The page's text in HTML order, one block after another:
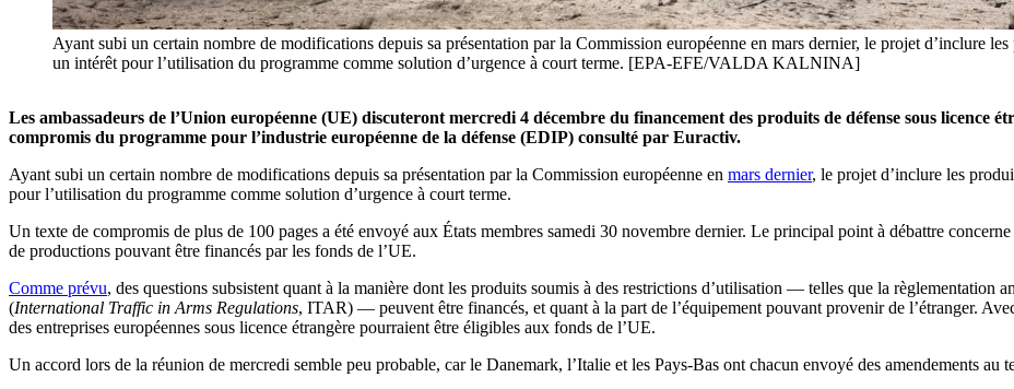
Ayant subi un certain nombre de modifications depuis sa présentation par la Commission européenne en mars dernier, le projet d’inclure
un intérêt pour l’utilisation du programme comme solution d’urgence à court terme. [EPA-EFE/VALDA KALNINA]
Les ambassadeurs de l’Union européenne (UE) discuteront mercredi 4 décembre du financement des produits de défense sous licence
compromis du programme pour l’industrie européenne de la défense (EDIP) consulté par Euractiv.
Ayant subi un certain nombre de modifications depuis sa présentation par la Commission européenne en mars dernier, le projet d’inclure les
pour l’utilisation du programme comme solution d’urgence à court terme.
Un texte de compromis de plus de 100 pages a été envoyé aux États membres samedi 30 novembre dernier. Le principal point à débattre concerne
de productions pouvant être financés par les fonds de l’UE.
Comme prévu, des questions subsistent quant à la manière dont les produits soumis à des restrictions d’utilisation — telles que la règlementation
(International Traffic in Arms Regulations, ITAR) — peuvent être financés, et quant à la part de l’équipement pouvant provenir de l’étranger.
des entreprises européennes sous licence étrangère pourraient être éligibles aux fonds de l’UE.
Un accord lors de la réunion de mercredi semble peu probable, car le Danemark, l’Italie et les Pays-Bas ont chacun envoyé des amendements au